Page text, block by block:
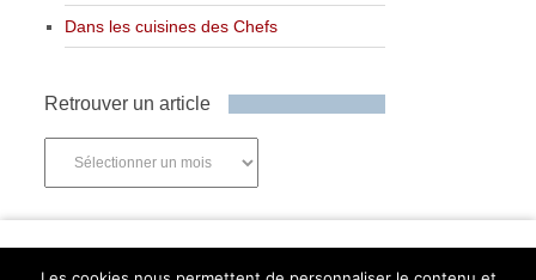
Dans les cuisines des Chefs
Retrouver un article